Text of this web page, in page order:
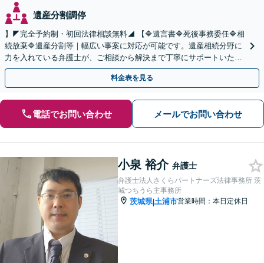
遺産分割調停
】◤完全予約制・初回法律相談無料◢ 【🔷遺言書🔷死後事務委任🔷相
続放棄🔷遺産分割等｜幅広い事案に対応が可能です。遺産相続分野に
力を入れている弁護士が、ご相談から解決まで丁寧にサポートいたし
ます。まずはじっくりとお話ししてください。
料金表を見る
電話でお問い合わせ メールでお問い合わせ
小泉 裕介 弁護士
弁護士法人さくらパートナーズ法律事務所 茨
城つちうら主事務所
茨城県|土浦市営業時間：本日定休日